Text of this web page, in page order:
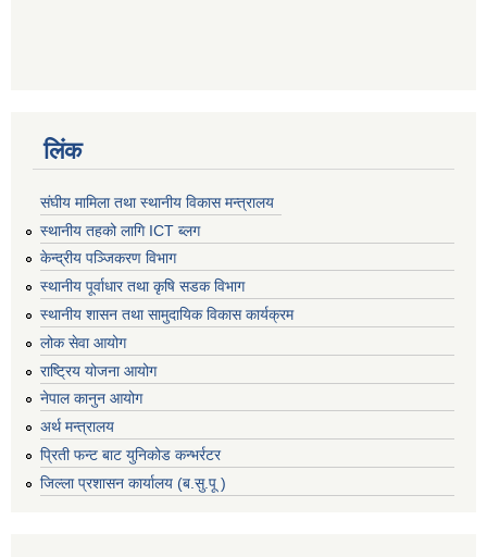
लिंक
संघीय मामिला तथा स्थानीय विकास मन्त्रालय
स्थानीय तहको लागि ICT ब्लग
केन्द्रीय पञ्जिकरण विभाग
स्थानीय पूर्वाधार तथा कृषि सडक विभाग
स्थानीय शासन तथा सामुदायिक विकास कार्यक्रम
लोक सेवा आयोग
राष्ट्रिय योजना आयोग
नेपाल कानुन आयोग
अर्थ मन्त्रालय
प्रिती फन्ट बाट युनिकोड कन्भर्रटर
जिल्ला प्रशासन कार्यालय (ब.सु.पू )